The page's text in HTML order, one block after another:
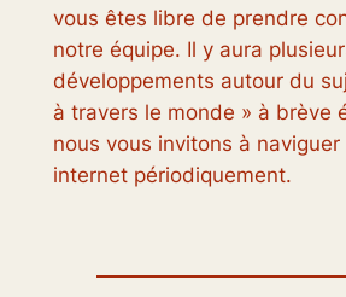
vous êtes libre de prendre
notre équipe. Il y aura
développements autour du
à travers le monde » à brève
nous vous invitons à
internet périodiquement.